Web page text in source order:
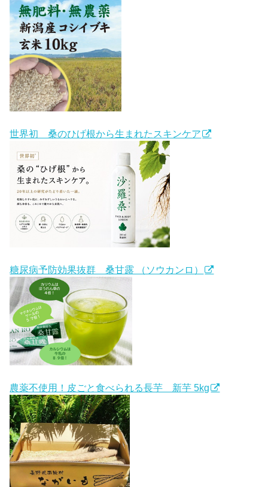
世界初 桑のひげ根から生まれたスキンケア
糖尿病予防効果抜群 桑甘露 （ソウカンロ）
農薬不使用！皮ごと食べられる長芋 新芋 5kg